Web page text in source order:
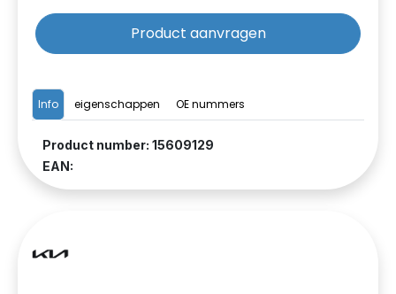
Info eigenschappen OE nummers
Product number: 15609129
EAN:
Product aanvragen